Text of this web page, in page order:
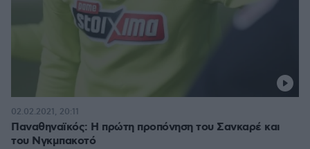
Παναθηναϊκός: H πρώτη προπόνηση του Σανκαρέ και
του Νγκμπακοτό
02.02.2021, 20:11